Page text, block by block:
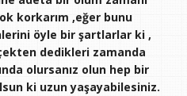
korkarım ,eğer bunu
öyle bir şartlarlar ki ,
dedikleri zamanda
olursanız olun hep bir
ki uzun yaşayabilesiniz.